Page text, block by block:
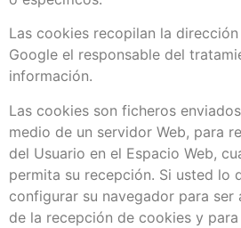
Las cookies recopilan la dirección
Google el responsable del
información.
Las cookies son ficheros
medio de un servidor Web, para
del Usuario en el Espacio Web,
permita su recepción. Si usted lo
configurar su navegador para ser
de la recepción de cookies y